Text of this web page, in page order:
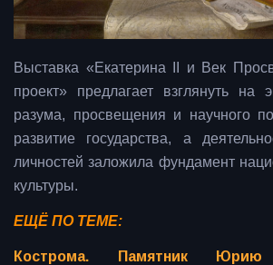
Выставка «Екатерина II и Век
проект» предлагает взглянуть на
разума, просвещения и научного
развитие государства, а
личностей заложила фундамент
культуры.
ЕЩЁ ПО ТЕМЕ:
Кострома. Памятник Юрию